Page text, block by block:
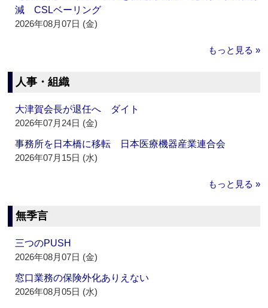
減 CSLベーリング
2026年08月07日 (金)
もっと見る »
人事・組織
大津賀会長が退任へ ダイト
2026年07月24日 (金)
事務所を日本橋に移転 日本医療機器産業連合会
2026年07月15日 (水)
もっと見る »
無季言
三つのPUSH
2026年08月07日 (金)
窓口業務の保険外化ありえない
2026年08月05日 (水)